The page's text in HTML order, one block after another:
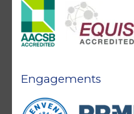
Engagements